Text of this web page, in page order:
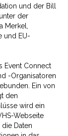
und der Bill
der
Merkel,
und EU-
Event Connect
-Organisatoren
Ein von
den
wird ein
Webseite
Daten